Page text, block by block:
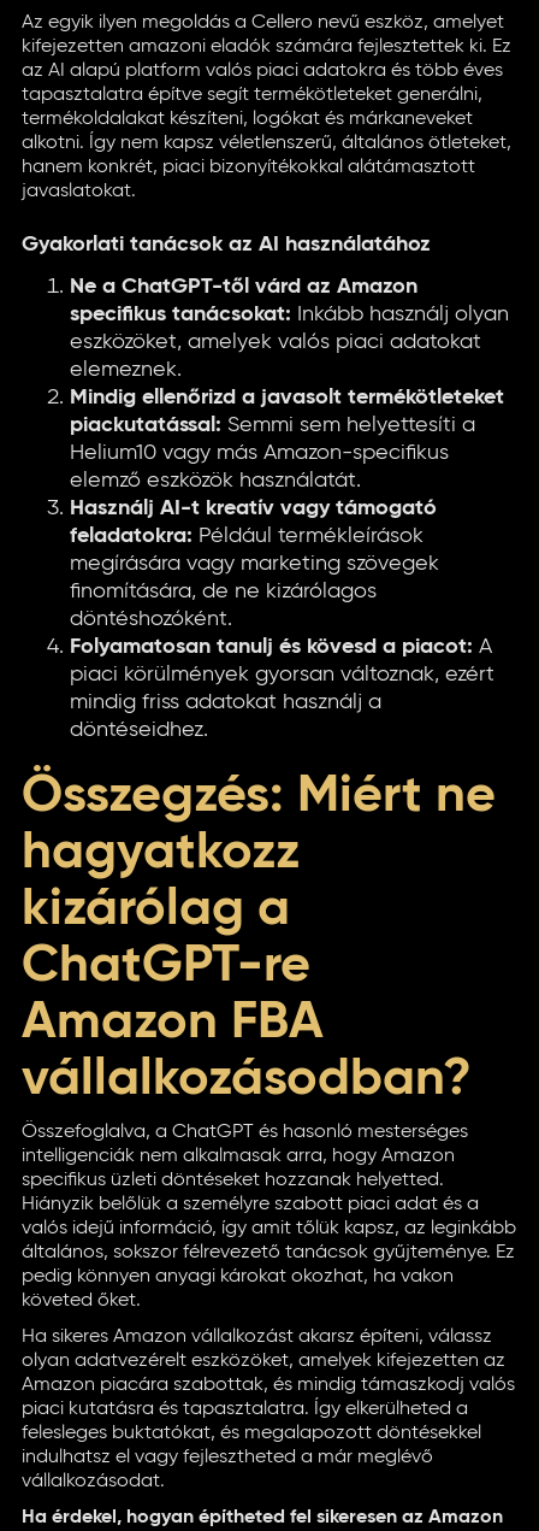
Az egyik ilyen megoldás a Cellero nevű eszköz, amelyet
kifejezetten amazoni eladók számára fejlesztettek ki. Ez
az AI alapú platform valós piaci adatokra és több éves
tapasztalatra építve segít termékötleteket generálni,
termékoldalakat készíteni, logókat és márkaneveket
alkotni. Így nem kapsz véletlenszerű, általános ötleteket,
hanem konkrét, piaci bizonyítékokkal alátámasztott
javaslatokat.
Gyakorlati tanácsok az AI használatához
Ne a ChatGPT-től várd az Amazon
specifikus tanácsokat: Inkább használj olyan
eszközöket, amelyek valós piaci adatokat
elemeznek.
Mindig ellenőrizd a javasolt termékötleteket
piackutatással: Semmi sem helyettesíti a
Helium10 vagy más Amazon-specifikus
elemző eszközök használatát.
Használj AI-t kreatív vagy támogató
feladatokra: Például termékleírások
megírására vagy marketing szövegek
finomítására, de ne kizárólagos
döntéshozóként.
Folyamatosan tanulj és kövesd a piacot: A
piaci körülmények gyorsan változnak, ezért
mindig friss adatokat használj a
döntéseidhez.
Összegzés: Miért ne
hagyatkozz
kizárólag a
ChatGPT-re
Amazon FBA
vállalkozásodban?
Összefoglalva, a ChatGPT és hasonló mesterséges
intelligenciák nem alkalmasak arra, hogy Amazon
specifikus üzleti döntéseket hozzanak helyetted.
Hiányzik belőlük a személyre szabott piaci adat és a
valós idejű információ, így amit tőlük kapsz, az leginkább
általános, sokszor félrevezető tanácsok gyűjteménye. Ez
pedig könnyen anyagi károkat okozhat, ha vakon
követed őket.
Ha sikeres Amazon vállalkozást akarsz építeni, válassz
olyan adatvezérelt eszközöket, amelyek kifejezetten az
Amazon piacára szabottak, és mindig támaszkodj valós
piaci kutatásra és tapasztalatra. Így elkerülheted a
felesleges buktatókat, és megalapozott döntésekkel
indulhatsz el vagy fejlesztheted a már meglévő
vállalkozásodat.
Ha érdekel, hogyan építheted fel sikeresen az Amazon